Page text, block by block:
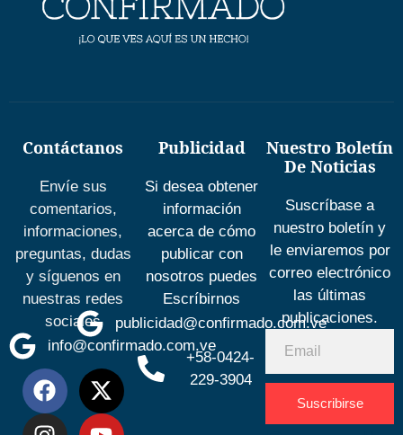
Contáctanos
Envíe sus
comentarios,
informaciones,
preguntas, dudas
y síguenos en
nuestras redes
sociales
info@confirmado.com.ve
Publicidad
Si desea obtener
información
acerca de cómo
publicar con
nosotros puedes
Escríbirnos
publicidad@confirmado.com.ve
+58-0424-
229-3904
Nuestro Boletín
De Noticias
Suscríbase a
nuestro boletín y
le enviaremos por
correo electrónico
las últimas
publicaciones.
Suscribirse